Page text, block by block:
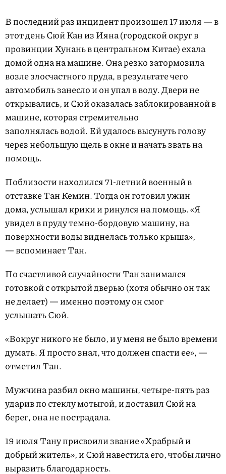
В последний раз инцидент произошел 17 июля — в
этот день Сюй Кан из Ияна (городской округ в
провинции Хунань в центральном Китае) ехала
домой одна на машине. Она резко затормозила
возле злосчастного пруда, в результате чего
автомобиль занесло и он упал в воду. Двери не
открывались, и Сюй оказалась заблокированной в
машине, которая стремительно
заполнялась водой. Ей удалось высунуть голову
через небольшую щель в окне и начать звать на
помощь.
Поблизости находился 71-летний военный в
отставке Тан Кемин. Тогда он готовил ужин
дома, услышал крики и ринулся на помощь. «Я
увидел в пруду темно-бордовую машину, на
поверхности воды виднелась только крыша»,
— вспоминает Тан.
По счастливой случайности Тан занимался
готовкой с открытой дверью (хотя обычно он так
не делает) — именно поэтому он смог
услышать Сюй.
«Вокруг никого не было, и у меня не было времени
думать. Я просто знал, что должен спасти ее», —
отметил Тан.
Мужчина разбил окно машины, четыре-пять раз
ударив по стеклу мотыгой, и доставил Сюй на
берег, она не пострадала.
19 июля Тану присвоили звание «Храбрый и
добрый житель», и Сюй навестила его, чтобы лично
выразить благодарность.